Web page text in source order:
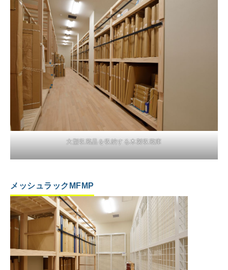
大型収蔵品を収納する木製収蔵庫
メッシュラックMFMP